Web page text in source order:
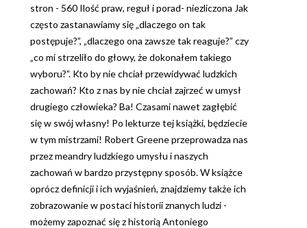
stron - 560 Ilość praw, reguł i porad- niezliczona Jak
często zastanawiamy się „dlaczego on tak
postępuje?”, „dlaczego ona zawsze tak reaguje?” czy
„co mi strzeliło do głowy, że dokonałem takiego
wyboru?”. Kto by nie chciał przewidywać ludzkich
zachowań? Kto z nas by nie chciał zajrzeć w umysł
drugiego człowieka? Ba! Czasami nawet zagłębić
się w swój własny! Po lekturze tej książki, będziecie
w tym mistrzami! Robert Greene przeprowadza nas
przez meandry ludzkiego umysłu i naszych
zachowań w bardzo przystępny sposób. W książce
oprócz definicji i ich wyjaśnień, znajdziemy także ich
zobrazowanie w postaci historii znanych ludzi -
możemy zapoznać się z historią Antoniego